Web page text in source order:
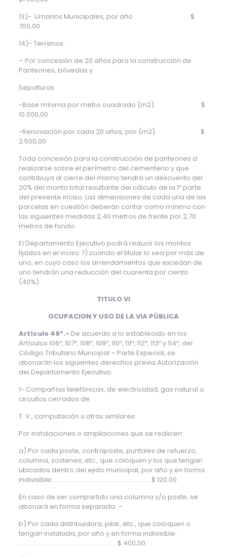
13)- Urnarios Municipales, por año $
700,00
14)- Terrenos.
– Por concesión de 20 años para la construcción de
Panteones, bóvedas y
Sepulturas
-Base mínima por metro cuadrado (m2) $
10.000,00
-Renovación por cada 20 años, por (m2) $
2.500,00
Toda concesión para la construcción de panteones a
realizarse sobre el perímetro del cementerio y que
contribuya al cierre del mismo tendrá un descuento del
20% del monto total resultante del cálculo de la 1º parte
del presente inciso. Las dimensiones de cada una de las
parcelas en cuestión deberán contar como mínimo con
las siguientes medidas 2,40 metros de frente por 2,70
metros de fondo.
El Departamento Ejecutivo podrá reducir los montos
fijados en el inciso 7) cuando el titular lo sea por más de
uno, en cuyo caso los arrendamientos que excedan de
uno tendrán una reducción del cuarenta por ciento
(40%)
TITULO VI
OCUPACION Y USO DE LA VIA PÚBLICA
Artículo 49º.- De acuerdo a lo establecido en los
Artículos 106º, 107º, 108º, 109º, 110º, 111º, 112º, 113º y 114º, del
Código Tributario Municipal – Parte Especial, se
abonarán los siguientes derechos previa Autorización
del Departamento Ejecutivo:
1- Compañías telefónicas, de electricidad, gas natural o
circuitos cerrados de
T. V., computación u otras similares:
Por Instalaciones o ampliaciones que se realicen:
a) Por cada poste, contraposte, puntales de refuerzo,
columna, sostenes, etc., que coloquen y los que tengan
ubicados dentro del ejido municipal, por año y en forma
indivisible:………………………………………………………..$ 120.00
En caso de ser compartido una columna y/o poste, se
abonará en forma separada. –
b) Por cada distribuidora, pilar, etc., que coloquen o
tengan instalada, por año y en forma indivisible:
………………………………………………………..$ 400,00